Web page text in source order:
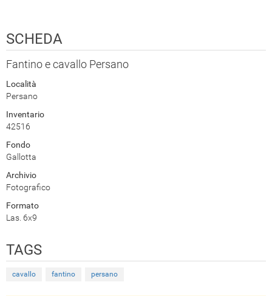
SCHEDA
Fantino e cavallo Persano
Località
Persano
Inventario
42516
Fondo
Gallotta
Archivio
Fotografico
Formato
Las. 6x9
TAGS
cavallo fantino persano